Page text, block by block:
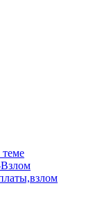
Взлом